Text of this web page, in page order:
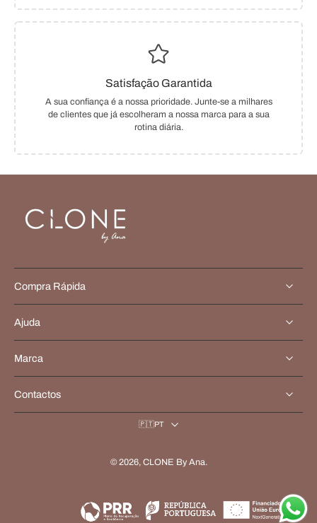
Satisfação Garantida
A sua confiança é a nossa prioridade. Junte-se a milhares
de clientes que já escolheram a nossa marca para a sua
rotina diária.
Compra Rápida
Ajuda
Marca
Contactos
🇵🇹PT
© 2026, CLONE By Ana.